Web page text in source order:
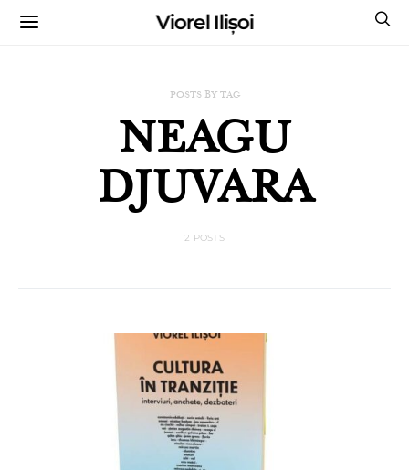
Viorel Ilișoi
POSTS BY TAG
NEAGU
DJUVARA
2 POSTS
CUMPĂRĂ CĂRȚILE MELE CU AUTOGRAF